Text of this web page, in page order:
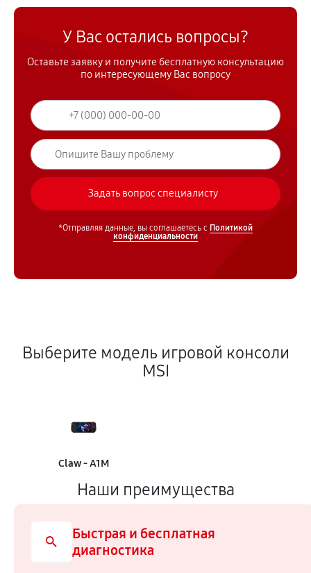
У Вас остались вопросы?
Оставьте заявку и получите бесплатную консультацию
по интересующему Вас вопросу
*Отправляя данные, вы соглашаетесь с Политикой
конфиденциальности
Выберите модель игровой консоли
MSI
Claw - A1M
Наши преимущества
Быстрая и бесплатная
диагностика